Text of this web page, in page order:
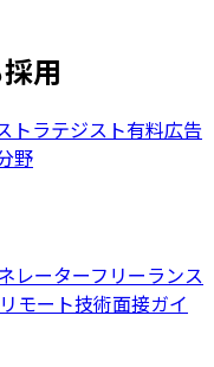
用
トラテジスト有料広告
野
レーターフリーランス
リモート技術面接ガイ